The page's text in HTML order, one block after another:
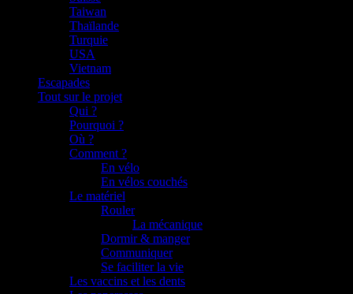
Taiwan
Thaïlande
Turquie
USA
Vietnam
Escapades
Tout sur le projet
Qui ?
Pourquoi ?
Où ?
Comment ?
En vélo
En vélos couchés
Le matériel
Rouler
La mécanique
Dormir & manger
Communiquer
Se faciliter la vie
Les vaccins et les dents